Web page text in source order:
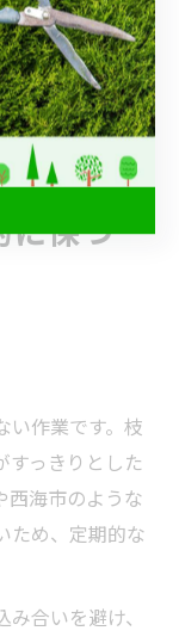
く、家族みんな
られます。プロ
、理想のガーデ
に保つ
い作業です。枝
すっきりとした
西海市のような
ため、定期的な
合いを避け、